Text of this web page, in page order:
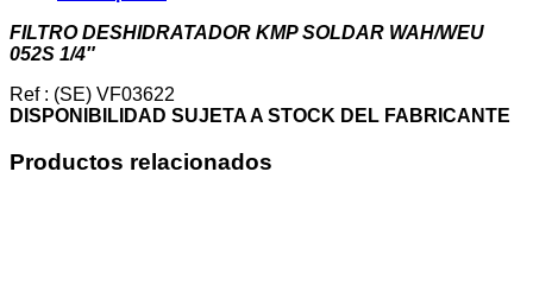
052S
1/4"
cantidad
FILTRO DESHIDRATADOR KMP SOLDAR WAH/WEU
052S 1/4″
Ref : (SE) VF03622
DISPONIBILIDAD SUJETA A STOCK DEL FABRICANTE
Productos relacionados